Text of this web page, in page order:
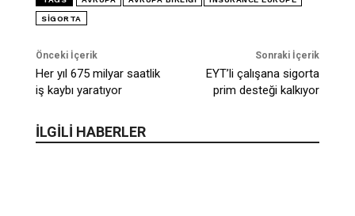
SIGORTA
Önceki İçerik
Her yıl 675 milyar saatlik
iş kaybı yaratıyor
Sonraki İçerik
EYT’li çalışana sigorta
prim desteği kalkıyor
İLGİLİ HABERLER